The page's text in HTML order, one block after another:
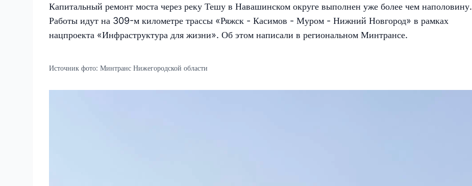
Капитальный ремонт моста через реку Тешу в Навашинском округе выполнен уже более чем наполовину.
Работы идут на 309-м километре трассы «Ряжск - Касимов - Муром - Нижний Новгород» в рамках
нацпроекта «Инфраструктура для жизни». Об этом написали в региональном Минтрансе.
Источник фото: Минтранс Нижегородской области